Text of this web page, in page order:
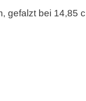
gefalzt bei 14,85